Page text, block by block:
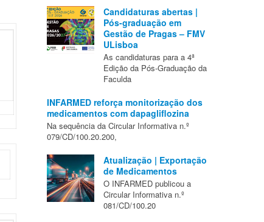
Candidaturas abertas |
Pós-graduação em
Gestão de Pragas – FMV
ULisboa
As candidaturas para a 4ª
Edição da Pós-Graduação da
Faculda
INFARMED reforça monitorização dos
medicamentos com dapagliflozina
Na sequência da Circular Informativa n.º
079/CD/100.20.200,
Atualização | Exportação
de Medicamentos
O INFARMED publicou a
Circular Informativa n.º
081/CD/100.20